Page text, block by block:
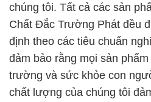
chúng tôi. Tất cả các sản
Chất Đắc Trường Phát đều
định theo các tiêu chuẩn
đảm bảo rằng mọi sản
trường và sức khỏe con
chất lượng của chúng tôi